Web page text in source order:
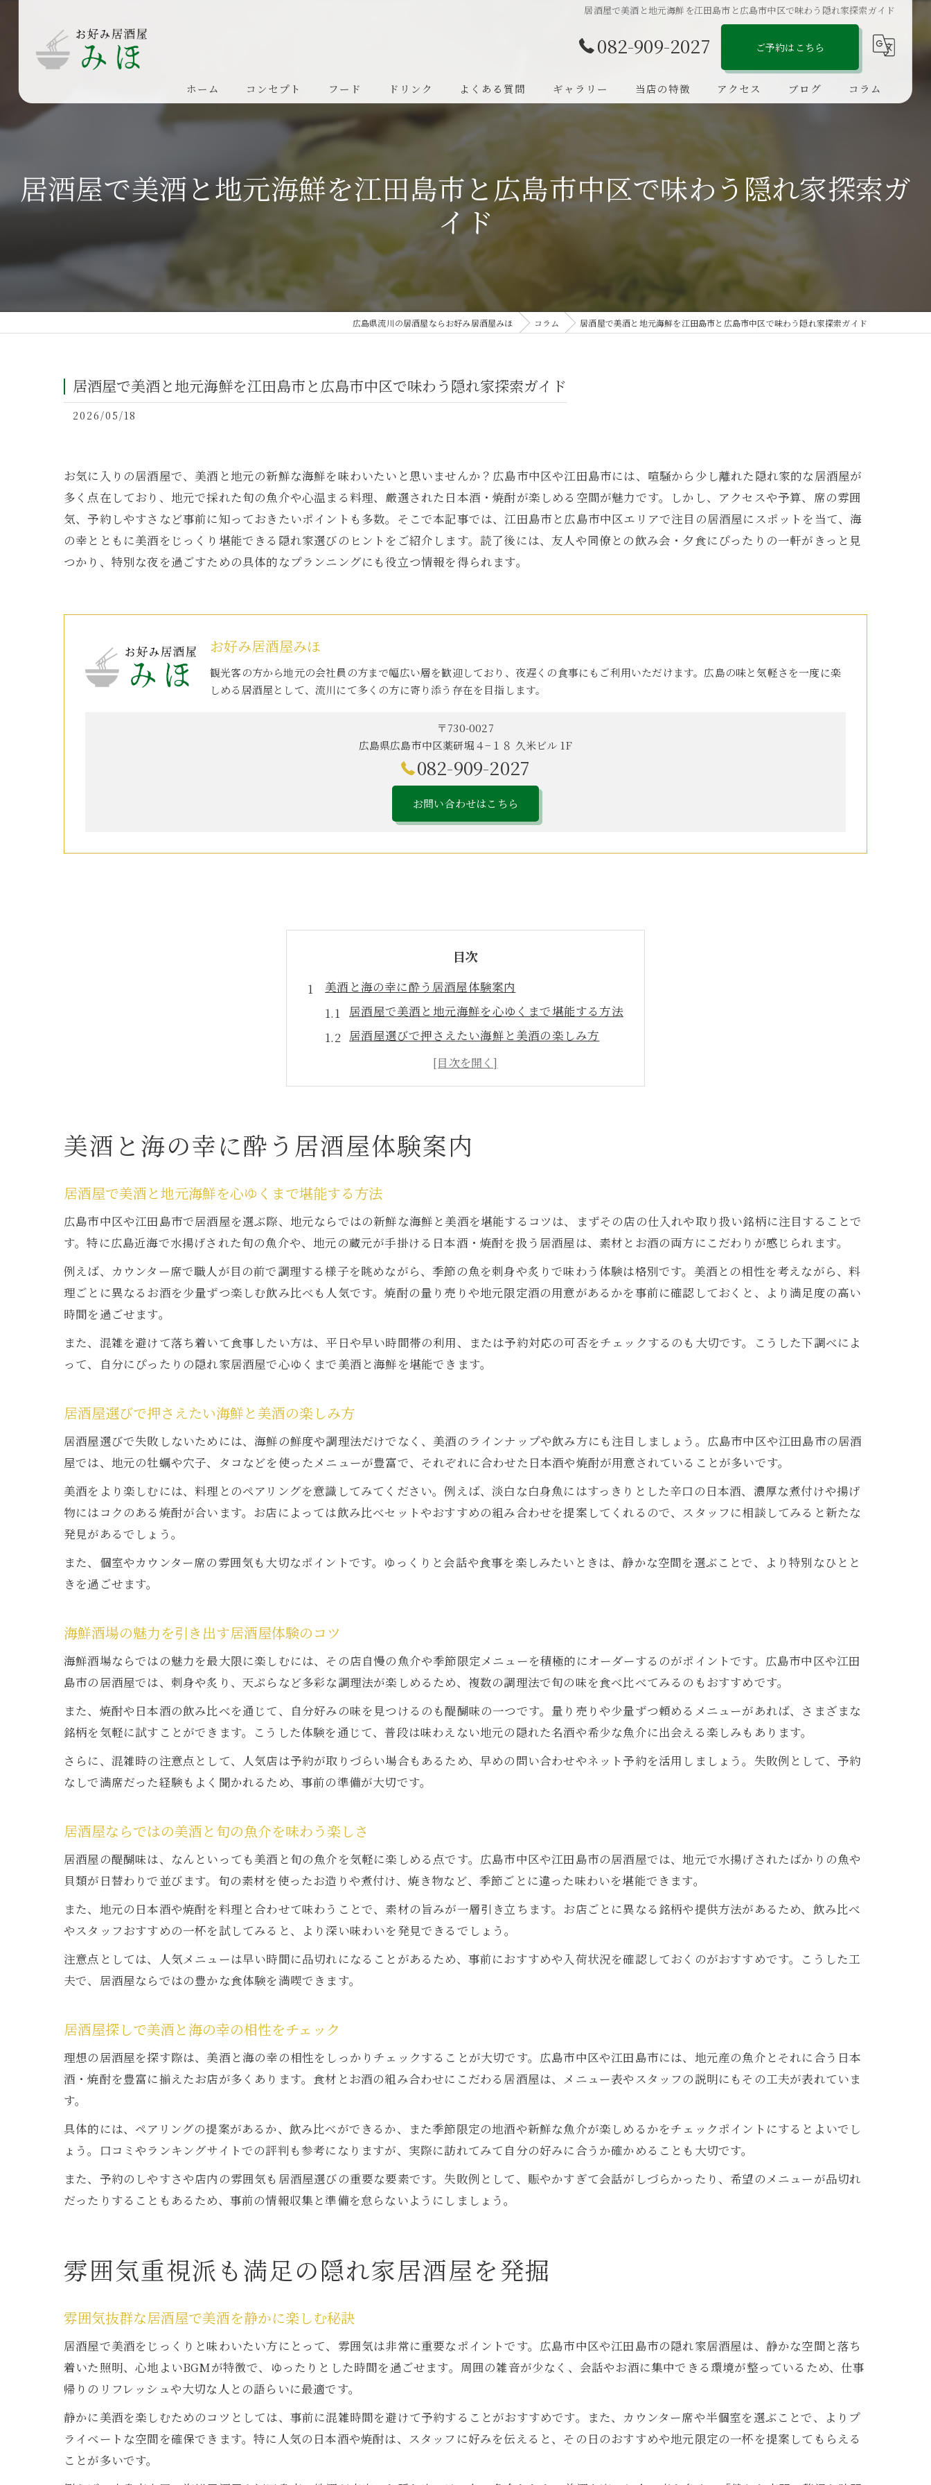
居酒屋で美酒と地元海鮮を江田島市と広島市中区で味わう隠れ家探索ガイド
082-909-2027 ご予約はこちら
ホーム コンセプト フード ドリンク よくある質問 ギャラリー 当店の特徴
深夜
アクセス ブログ コラム
居酒屋で美酒と地元海鮮を江田島市と広島市中区で味わう隠れ家探索ガ
イド
広島県流川の居酒屋ならお好み居酒屋みほ コラム 居酒屋で美酒と地元海鮮を江田島市と広島市中区で味わう隠れ家探索ガイド
居酒屋で美酒と地元海鮮を江田島市と広島市中区で味わう隠れ家探索ガイド
2026/05/18
お気に入りの居酒屋で、美酒と地元の新鮮な海鮮を味わいたいと思いませんか？広島市中区や江田島市には、喧騒から少し離れた隠れ家的な居酒屋が
多く点在しており、地元で採れた旬の魚介や心温まる料理、厳選された日本酒・焼酎が楽しめる空間が魅力です。しかし、アクセスや予算、席の雰囲
気、予約しやすさなど事前に知っておきたいポイントも多数。そこで本記事では、江田島市と広島市中区エリアで注目の居酒屋にスポットを当て、海
の幸とともに美酒をじっくり堪能できる隠れ家選びのヒントをご紹介します。読了後には、友人や同僚との飲み会・夕食にぴったりの一軒がきっと見
つかり、特別な夜を過ごすための具体的なプランニングにも役立つ情報を得られます。
お好み居酒屋みほ
観光客の方から地元の会社員の方まで幅広い層を歓迎しており、夜遅くの食事にもご利用いただけます。広島の味と気軽さを一度に楽
しめる居酒屋として、流川にて多くの方に寄り添う存在を目指します。
〒730-0027
広島県広島市中区薬研堀４−１８ 久米ビル 1F
082-909-2027
お問い合わせはこちら
目次
美酒と海の幸に酔う居酒屋体験案内
居酒屋で美酒と地元海鮮を心ゆくまで堪能する方法
居酒屋選びで押さえたい海鮮と美酒の楽しみ方
海鮮酒場の魅力を引き出す居酒屋体験のコツ
居酒屋ならではの美酒と旬の魚介を味わう楽しさ
雰囲気重視派も満足の隠れ家居酒屋を発掘
雰囲気抜群な居酒屋で美酒を静かに楽しむ秘訣
居酒屋の雰囲気を重視するなら美酒と空間に注目
居酒屋でくつろげる隠れ家の選び方と美酒の魅力
隠れ家居酒屋で美酒と語らう至福のひととき
江田島市で旬を味わう居酒屋選びの極意
江田島市の居酒屋で旬の美酒と海鮮を満喫する
旬の海鮮と美酒を楽しむ江田島市居酒屋の選び方
江田島市の居酒屋で見つける美酒と地元料理の魅力
広島市中区に集う美酒自慢の居酒屋事情
広島市中区で人気の居酒屋と美酒の楽しみ方
居酒屋を選ぶなら美酒自慢の広島市中区が注目
広島市中区の居酒屋で美酒と海鮮を味わうコツ
居酒屋ランキング上位の美酒を広島市中区で堪能
予約前に知りたい居酒屋での過ごし方ポイント
居酒屋予約時に注目すべき美酒と雰囲気の関係
美酒好きが満足できる居酒屋の予約ポイント
友人と楽しむための居酒屋活用術まとめ
居酒屋で美酒と海鮮をシェアする楽しみ方
友人と居酒屋で盛り上がる美酒の選び方
居酒屋活用で美酒と語らう最高の時間を演出
美酒と交流を深める居酒屋の利用アイデア
美酒と海の幸に酔う居酒屋体験案内
居酒屋で美酒と地元海鮮を心ゆくまで堪能する方法
広島市中区や江田島市で居酒屋を選ぶ際、地元ならではの新鮮な海鮮と美酒を堪能するコツは、まずその店の仕入れや取り扱い銘柄に注目することで
す。特に広島近海で水揚げされた旬の魚介や、地元の蔵元が手掛ける日本酒・焼酎を扱う居酒屋は、素材とお酒の両方にこだわりが感じられます。
例えば、カウンター席で職人が目の前で調理する様子を眺めながら、季節の魚を刺身や炙りで味わう体験は格別です。美酒との相性を考えながら、料
理ごとに異なるお酒を少量ずつ楽しむ飲み比べも人気です。焼酎の量り売りや地元限定酒の用意があるかを事前に確認しておくと、より満足度の高い
時間を過ごせます。
また、混雑を避けて落ち着いて食事したい方は、平日や早い時間帯の利用、または予約対応の可否をチェックするのも大切です。こうした下調べによ
って、自分にぴったりの隠れ家居酒屋で心ゆくまで美酒と海鮮を堪能できます。
居酒屋選びで押さえたい海鮮と美酒の楽しみ方
居酒屋選びで失敗しないためには、海鮮の鮮度や調理法だけでなく、美酒のラインナップや飲み方にも注目しましょう。広島市中区や江田島市の居酒
屋では、地元の牡蠣や穴子、タコなどを使ったメニューが豊富で、それぞれに合わせた日本酒や焼酎が用意されていることが多いです。
美酒をより楽しむには、料理とのペアリングを意識してみてください。例えば、淡白な白身魚にはすっきりとした辛口の日本酒、濃厚な煮付けや揚げ
物にはコクのある焼酎が合います。お店によっては飲み比べセットやおすすめの組み合わせを提案してくれるので、スタッフに相談してみると新たな
発見があるでしょう。
また、個室やカウンター席の雰囲気も大切なポイントです。ゆっくりと会話や食事を楽しみたいときは、静かな空間を選ぶことで、より特別なひとと
きを過ごせます。
海鮮酒場の魅力を引き出す居酒屋体験のコツ
海鮮酒場ならではの魅力を最大限に楽しむには、その店自慢の魚介や季節限定メニューを積極的にオーダーするのがポイントです。広島市中区や江田
島市の居酒屋では、刺身や炙り、天ぷらなど多彩な調理法が楽しめるため、複数の調理法で旬の味を食べ比べてみるのもおすすめです。
また、焼酎や日本酒の飲み比べを通じて、自分好みの味を見つけるのも醍醐味の一つです。量り売りや少量ずつ頼めるメニューがあれば、さまざまな
銘柄を気軽に試すことができます。こうした体験を通じて、普段は味わえない地元の隠れた名酒や希少な魚介に出会える楽しみもあります。
さらに、混雑時の注意点として、人気店は予約が取りづらい場合もあるため、早めの問い合わせやネット予約を活用しましょう。失敗例として、予約
なしで満席だった経験もよく聞かれるため、事前の準備が大切です。
居酒屋ならではの美酒と旬の魚介を味わう楽しさ
居酒屋の醍醐味は、なんといっても美酒と旬の魚介を気軽に楽しめる点です。広島市中区や江田島市の居酒屋では、地元で水揚げされたばかりの魚や
貝類が日替わりで並びます。旬の素材を使ったお造りや煮付け、焼き物など、季節ごとに違った味わいを堪能できます。
また、地元の日本酒や焼酎を料理と合わせて味わうことで、素材の旨みが一層引き立ちます。お店ごとに異なる銘柄や提供方法があるため、飲み比べ
やスタッフおすすめの一杯を試してみると、より深い味わいを発見できるでしょう。
注意点としては、人気メニューは早い時間に品切れになることがあるため、事前におすすめや入荷状況を確認しておくのがおすすめです。こうした工
夫で、居酒屋ならではの豊かな食体験を満喫できます。
居酒屋探しで美酒と海の幸の相性をチェック
理想の居酒屋を探す際は、美酒と海の幸の相性をしっかりチェックすることが大切です。広島市中区や江田島市には、地元産の魚介とそれに合う日本
酒・焼酎を豊富に揃えたお店が多くあります。食材とお酒の組み合わせにこだわる居酒屋は、メニュー表やスタッフの説明にもその工夫が表れていま
す。
具体的には、ペアリングの提案があるか、飲み比べができるか、また季節限定の地酒や新鮮な魚介が楽しめるかをチェックポイントにするとよいでし
ょう。口コミやランキングサイトでの評判も参考になりますが、実際に訪れてみて自分の好みに合うか確かめることも大切です。
また、予約のしやすさや店内の雰囲気も居酒屋選びの重要な要素です。失敗例として、賑やかすぎて会話がしづらかったり、希望のメニューが品切れ
だったりすることもあるため、事前の情報収集と準備を怠らないようにしましょう。
雰囲気重視派も満足の隠れ家居酒屋を発掘
雰囲気抜群な居酒屋で美酒を静かに楽しむ秘訣
居酒屋で美酒をじっくりと味わいたい方にとって、雰囲気は非常に重要なポイントです。広島市中区や江田島市の隠れ家居酒屋は、静かな空間と落ち
着いた照明、心地よいBGMが特徴で、ゆったりとした時間を過ごせます。周囲の雑音が少なく、会話やお酒に集中できる環境が整っているため、仕事
帰りのリフレッシュや大切な人との語らいに最適です。
静かに美酒を楽しむためのコツとしては、事前に混雑時間を避けて予約することがおすすめです。また、カウンター席や半個室を選ぶことで、よりプ
ライベートな空間を確保できます。特に人気の日本酒や焼酎は、スタッフに好みを伝えると、その日のおすすめや地元限定の一杯を提案してもらえる
ことが多いです。
ご予約はこちら